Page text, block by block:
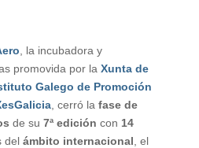
, la incubadora y
promovida por la Xunta de
Galego de Promoción
, cerró la fase de
de su 7ª edición con 14
del ámbito internacional , el